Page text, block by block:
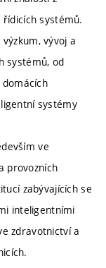
systémů.
vývoj a
systémů, od
systémy
ve
provozních
zabývajících se
inteligentními
zdravotnictví a